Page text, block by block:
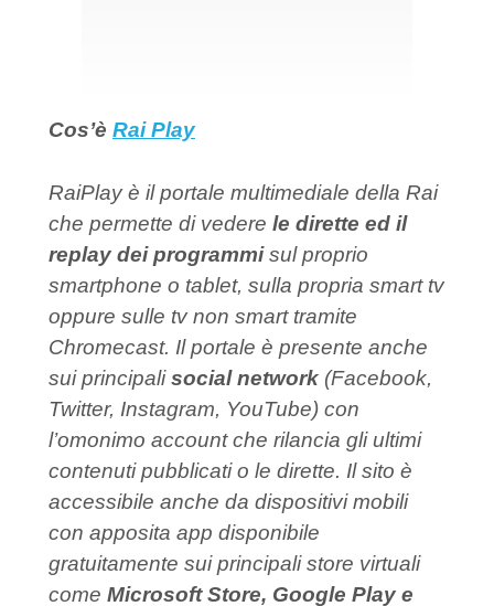
Cos’è Rai Play
RaiPlay è il portale multimediale della Rai
che permette di vedere le dirette ed il
replay dei programmisul proprio
smartphone o tablet, sulla propria smart tv
oppure sulle tv non smart tramite
Chromecast. Il portale è presente anche
sui principalisocial network (Facebook,
Twitter, Instagram, YouTube) con
l’omonimo account che rilancia gli ultimi
contenuti pubblicati o le dirette. Il sito è
accessibile anche da dispositivi mobili
con apposita app disponibile
gratuitamente sui principali store virtuali
come Microsoft Store, Google Play e